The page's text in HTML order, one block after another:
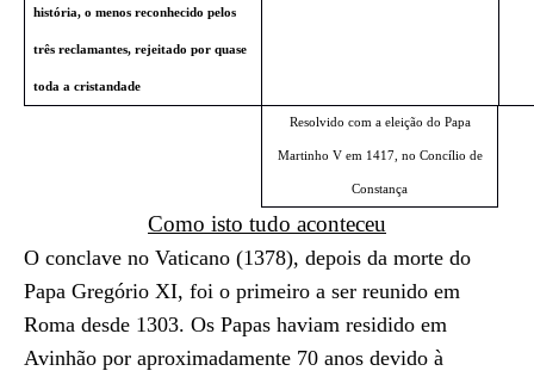
história, o menos reconhecido pelos
três reclamantes, rejeitado por quase
toda a cristandade
Resolvido com a eleição do Papa
Martinho V em 1417, no Concílio de
Constança
Como isto tudo aconteceu
O conclave no Vaticano (1378), depois da morte do
Papa Gregório XI, foi o primeiro a ser reunido em
Roma desde 1303. Os Papas haviam residido em
Avinhão por aproximadamente 70 anos devido à